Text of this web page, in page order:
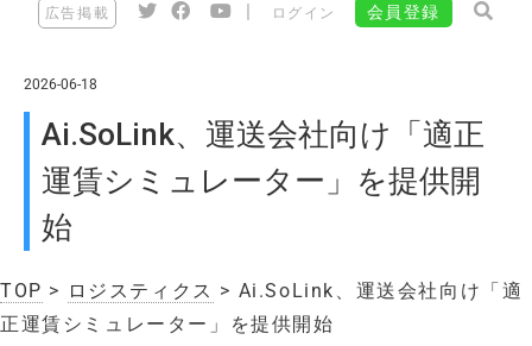
広告掲載 ログイン 会員登録
2026-06-18
Ai.SoLink、運送会社向け「適正
運賃シミュレーター」を提供開
始
TOP > ロジスティクス > Ai.SoLink、運送会社向け「適
正運賃シミュレーター」を提供開始